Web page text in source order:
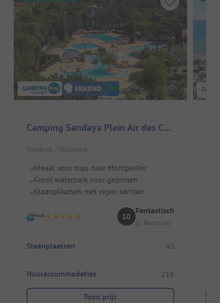
Camping Sandaya Plein Air des Chênes
Frankrijk / Occitanië
Ideaal voor trips naar Montpellier
Groot waterpark voor gezinnen
Staanplaatsen met eigen sanitair
10
Fantastisch
(1 Recensie)
Staanplaatsen 40
Huuraccommodaties 218
Toon prijs